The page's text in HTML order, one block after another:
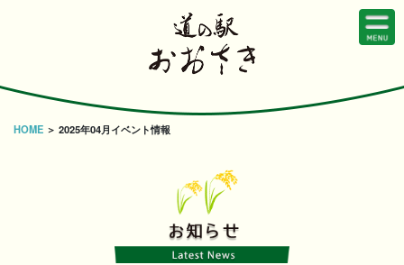
HOME ＞ 2025年04月イベント情報